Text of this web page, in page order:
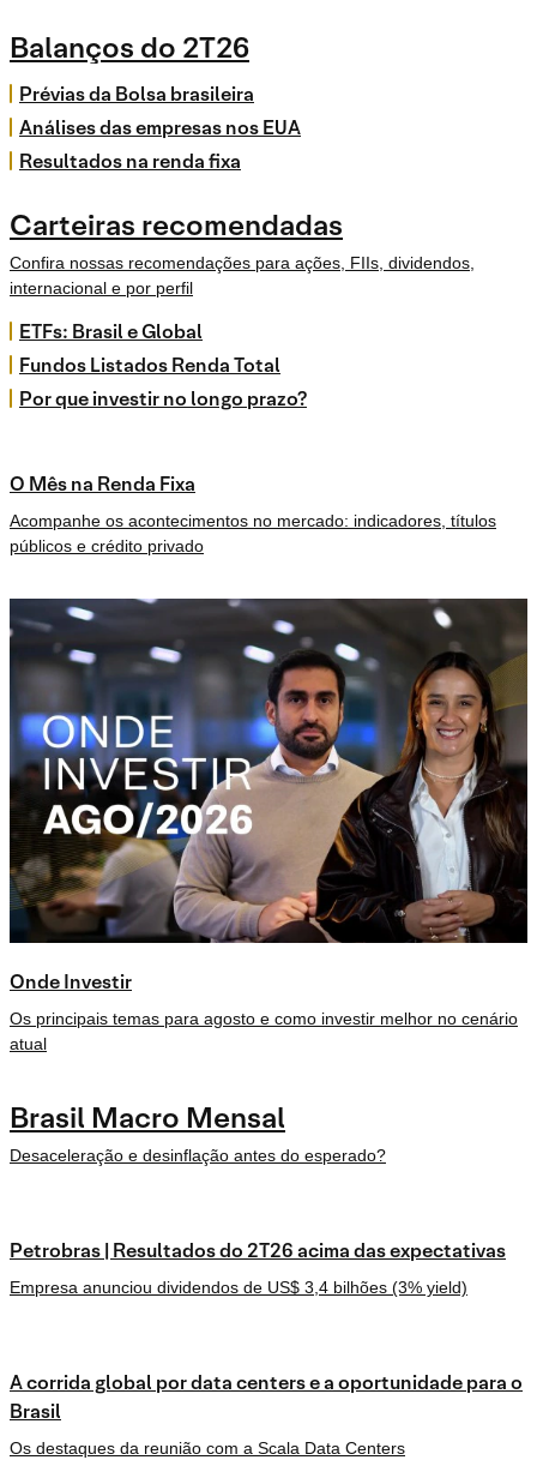
Balanços do 2T26
Prévias da Bolsa brasileira
Análises das empresas nos EUA
Resultados na renda fixa
Carteiras recomendadas
Confira nossas recomendações para ações, FIIs, dividendos,
internacional e por perfil
ETFs: Brasil e Global
Fundos Listados Renda Total
Por que investir no longo prazo?
O Mês na Renda Fixa
Acompanhe os acontecimentos no mercado: indicadores, títulos
públicos e crédito privado
Onde Investir
Os principais temas para agosto e como investir melhor no cenário
atual
Brasil Macro Mensal
Desaceleração e desinflação antes do esperado?
Petrobras | Resultados do 2T26 acima das expectativas
Empresa anunciou dividendos de US$ 3,4 bilhões (3% yield)
A corrida global por data centers e a oportunidade para o
Brasil
Os destaques da reunião com a Scala Data Centers